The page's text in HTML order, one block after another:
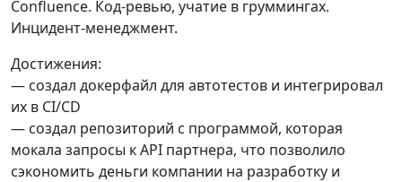
Confluence. Код-ревью, учатие в груммингах.
Инцидент-менеджмент.
Достижения:
— создал докерфайл для автотестов и интегрировал
их в CI/CD
— создал репозиторий с программой, которая
мокала запросы к API партнера, что позволило
сэкономить деньги компании на разработку и